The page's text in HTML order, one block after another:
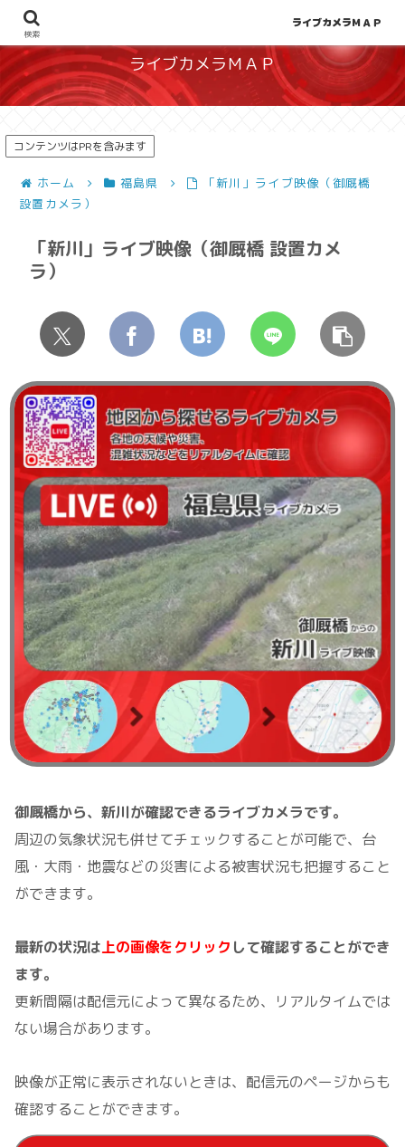
地図から探せる！天候や災害、混雑状況の把握に
ライブカメラＭＡＰ
コンテンツはPRを含みます
ホーム 福島県
「新川」ライブ映像（御厩橋
設置カメラ）
「新川」ライブ映像（御厩橋 設置カメ
ラ）
御厩橋から、新川が確認できるライブカメラです。
周辺の気象状況も併せてチェックすることが可能で、台
風・大雨・地震などの災害による被害状況も把握すること
ができます。
最新の状況は上の画像をクリック して確認することができ
ます。
更新間隔は配信元によって異なるため、リアルタイムでは
ない場合があります。
映像が正常に表示されないときは、配信元のページからも
確認することができます。
検索
ライブカメラＭＡＰ